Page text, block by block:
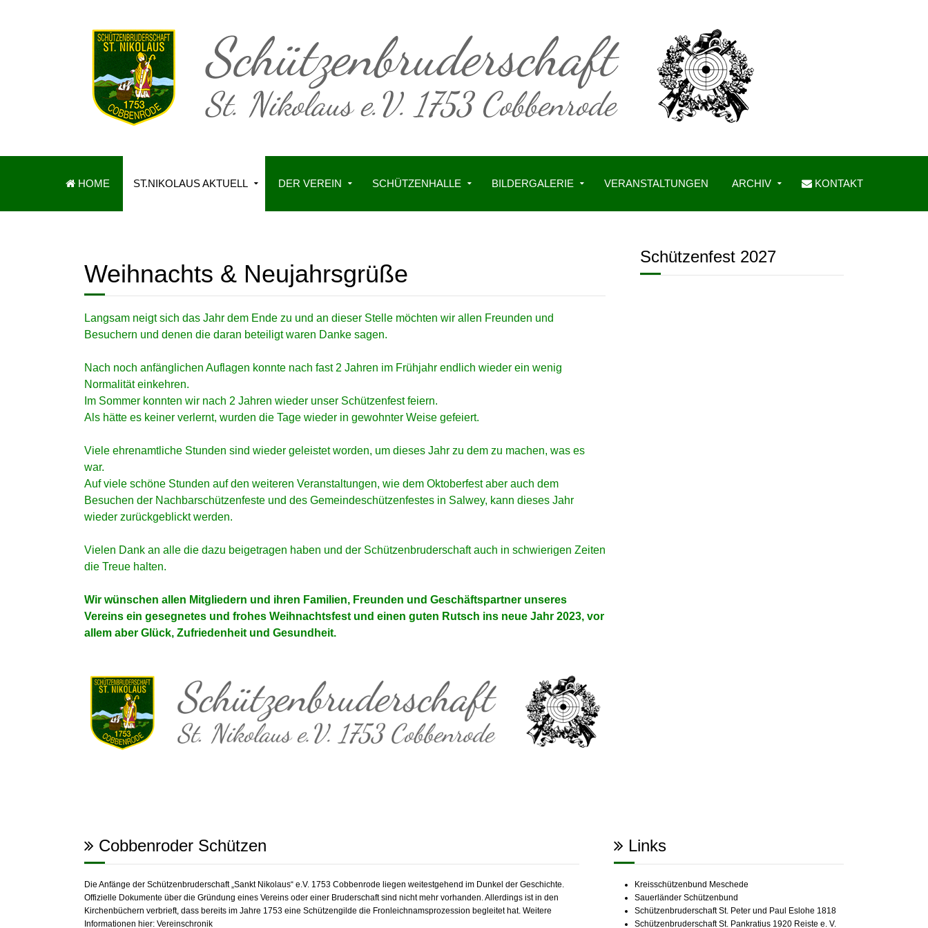
HOME ST.NIKOLAUS AKTUELL DER VEREIN SCHÜTZENHALLE BILDERGALERIE VERANSTALTUNGEN ARCHIV KONTAKT
Weihnachts & Neujahrsgrüße
Langsam neigt sich das Jahr dem Ende zu und an dieser Stelle möchten wir allen Freunden und
Besuchern und denen die daran beteiligt waren Danke sagen.
Nach noch anfänglichen Auflagen konnte nach fast 2 Jahren im Frühjahr endlich wieder ein wenig
Normalität einkehren.
Im Sommer konnten wir nach 2 Jahren wieder unser Schützenfest feiern.
Als hätte es keiner verlernt, wurden die Tage wieder in gewohnter Weise gefeiert.
Viele ehrenamtliche Stunden sind wieder geleistet worden, um dieses Jahr zu dem zu machen, was es
war.
Auf viele schöne Stunden auf den weiteren Veranstaltungen, wie dem Oktoberfest aber auch dem
Besuchen der Nachbarschützenfeste und des Gemeindeschützenfestes in Salwey, kann dieses Jahr
wieder zurückgeblickt werden.
Vielen Dank an alle die dazu beigetragen haben und der Schützenbruderschaft auch in schwierigen Zeiten
die Treue halten.
Wir wünschen allen Mitgliedern und ihren Familien, Freunden und Geschäftspartner unseres
Vereins ein gesegnetes und frohes Weihnachtsfest und einen guten Rutsch ins neue Jahr 2023, vor
allem aber Glück, Zufriedenheit und Gesundheit.
Schützenfest 2027
Cobbenroder Schützen
Die Anfänge der Schützenbruderschaft „Sankt Nikolaus“ e.V. 1753 Cobbenrode liegen weitestgehend im Dunkel der Geschichte.
Offizielle Dokumente über die Gründung eines Vereins oder einer Bruderschaft sind nicht mehr vorhanden. Allerdings ist in den
Kirchenbüchern verbrieft, dass bereits im Jahre 1753 eine Schützengilde die Fronleichnamsprozession begleitet hat. Weitere
Informationen hier: Vereinschronik
Links
Kreisschützenbund Meschede
Sauerländer Schützenbund
Schützenbruderschaft St. Peter und Paul Eslohe 1818
Schützenbruderschaft St. Pankratius 1920 Reiste e. V.